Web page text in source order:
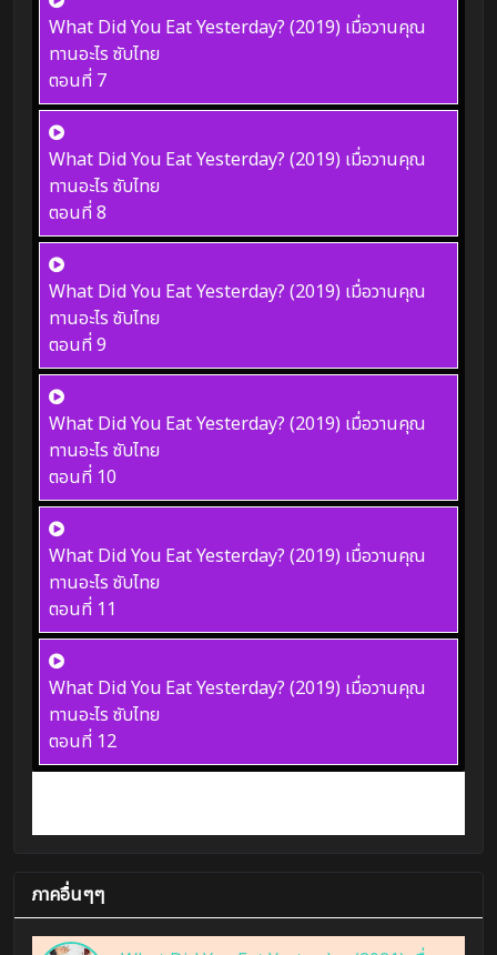
What Did You Eat Yesterday? (2019) เมื่อวานคุณ
ทานอะไร ซับไทย
ตอนที่ 7
What Did You Eat Yesterday? (2019) เมื่อวานคุณ
ทานอะไร ซับไทย
ตอนที่ 8
What Did You Eat Yesterday? (2019) เมื่อวานคุณ
ทานอะไร ซับไทย
ตอนที่ 9
What Did You Eat Yesterday? (2019) เมื่อวานคุณ
ทานอะไร ซับไทย
ตอนที่ 10
What Did You Eat Yesterday? (2019) เมื่อวานคุณ
ทานอะไร ซับไทย
ตอนที่ 11
What Did You Eat Yesterday? (2019) เมื่อวานคุณ
ทานอะไร ซับไทย
ตอนที่ 12
ภาคอื่นๆๆ